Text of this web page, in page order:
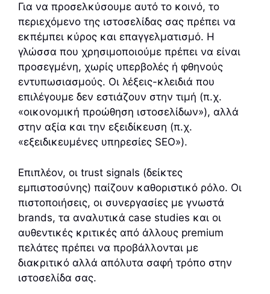
Για να προσελκύσουμε αυτό το κοινό, το
περιεχόμενο της ιστοσελίδας σας πρέπει να
εκπέμπει κύρος και επαγγελματισμό. Η
γλώσσα που χρησιμοποιούμε πρέπει να είναι
προσεγμένη, χωρίς υπερβολές ή φθηνούς
εντυπωσιασμούς. Οι λέξεις-κλειδιά που
επιλέγουμε δεν εστιάζουν στην τιμή (π.χ.
«οικονομική προώθηση ιστοσελίδων»), αλλά
στην αξία και την εξειδίκευση (π.χ.
«εξειδικευμένες υπηρεσίες SEO»).
Επιπλέον, οι trust signals (δείκτες
εμπιστοσύνης) παίζουν καθοριστικό ρόλο. Οι
πιστοποιήσεις, οι συνεργασίες με γνωστά
brands, τα αναλυτικά case studies και οι
αυθεντικές κριτικές από άλλους premium
πελάτες πρέπει να προβάλλονται με
διακριτικό αλλά απόλυτα σαφή τρόπο στην
ιστοσελίδα σας.